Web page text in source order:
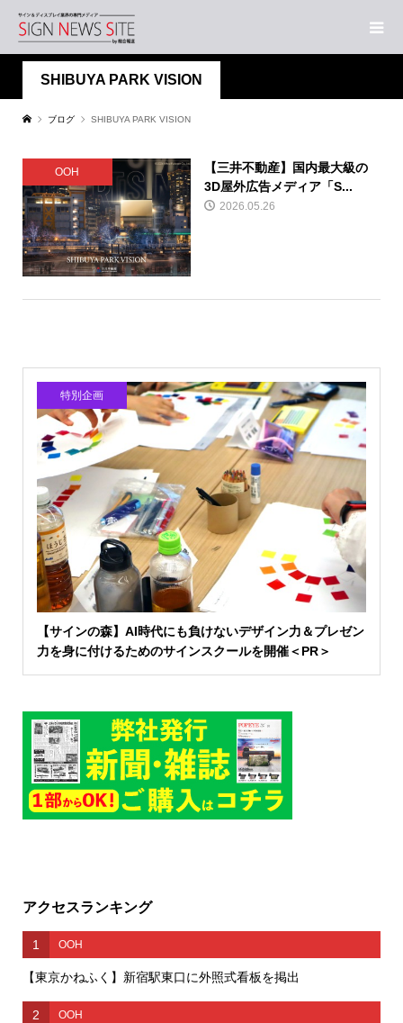
SHIBUYA PARK VISION
ブログ SHIBUYA PARK VISION
OOH
【三井不動産】国内最大級の
3D屋外広告メディア「S...
2026.05.26
特別企画
【サインの森】AI時代にも負けないデザイン力＆プレゼン
力を身に付けるためのサインスクールを開催＜PR＞
アクセスランキング
1 OOH
【東京かねふく】新宿駅東口に外照式看板を掲出
2 OOH